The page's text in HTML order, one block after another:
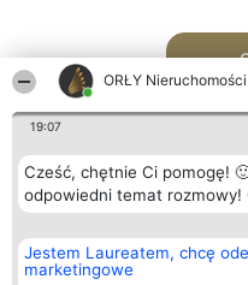
ORŁY Nieruchomości
19:07
Cześć, chętnie Ci pomogę!
odpowiedni temat rozmowy!
Jestem Laureatem, chcę
marketingowe
Organizator plebiscytu
Bright Side Solutions sp. z o.
o. sp. k.